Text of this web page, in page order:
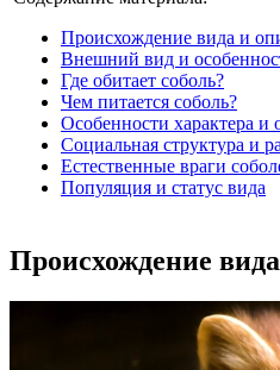
Происхождение вида и
Внешний вид и
Где обитает соболь?
Чем питается соболь?
Особенности характера и
Социальная структура и
Естественные враги
Популяция и статус вида
Происхождение